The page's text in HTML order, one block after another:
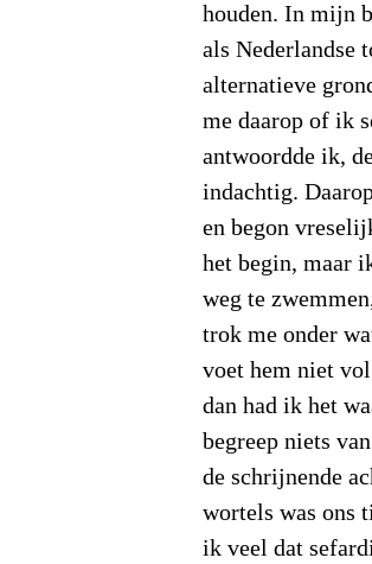
houden. In mijn
als Nederlandse
alternatieve
me daarop of ik
antwoordde ik,
indachtig.
en begon
het begin, maar
weg te
trok me onder
voet hem niet
dan had ik het
begreep niets
de schrijnende
wortels was ons
ik veel dat